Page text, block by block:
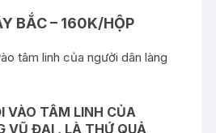
BẮC – 160K/HỘP
VÀO TÂM LINH CỦA
VŨ ĐẠI , LÀ THỨ QUẢ